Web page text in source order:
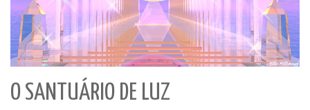
O SANTUÁRIO DE LUZ